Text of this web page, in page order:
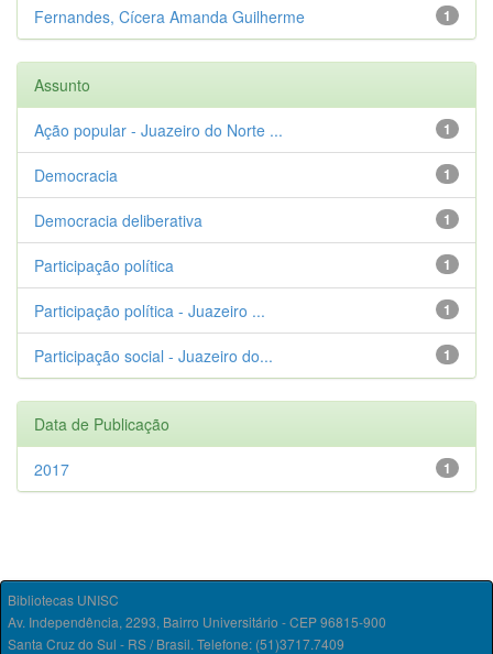
1
Fernandes, Cícera Amanda Guilherme
Assunto
1
Ação popular - Juazeiro do Norte ...
1
Democracia
1
Democracia deliberativa
1
Participação política
1
Participação política - Juazeiro ...
1
Participação social - Juazeiro do...
Data de Publicação
1
2017
Bibliotecas UNISC
Av. Independência, 2293, Bairro Universitário - CEP 96815-900
Santa Cruz do Sul - RS / Brasil. Telefone: (51)3717.7409